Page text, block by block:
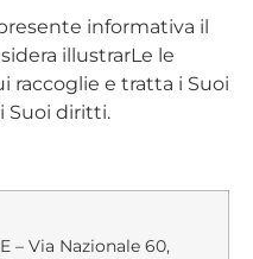
informativa il
illustrarLe le
raccoglie e tratta i Suoi
Suoi diritti.
– Via Nazionale 60,